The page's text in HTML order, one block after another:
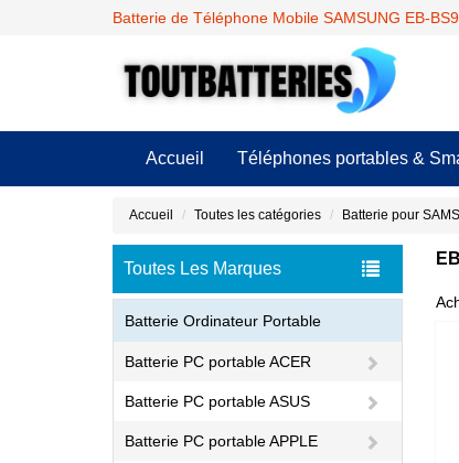
Batterie de Téléphone Mobile SAMSUNG EB-
Accueil Téléphones portables &
Accueil Toutes les catégories Batterie pour
Toutes Les Marques
Batterie Ordinateur Portable
Batterie PC portable ACER
Batterie PC portable ASUS
Batterie PC portable APPLE